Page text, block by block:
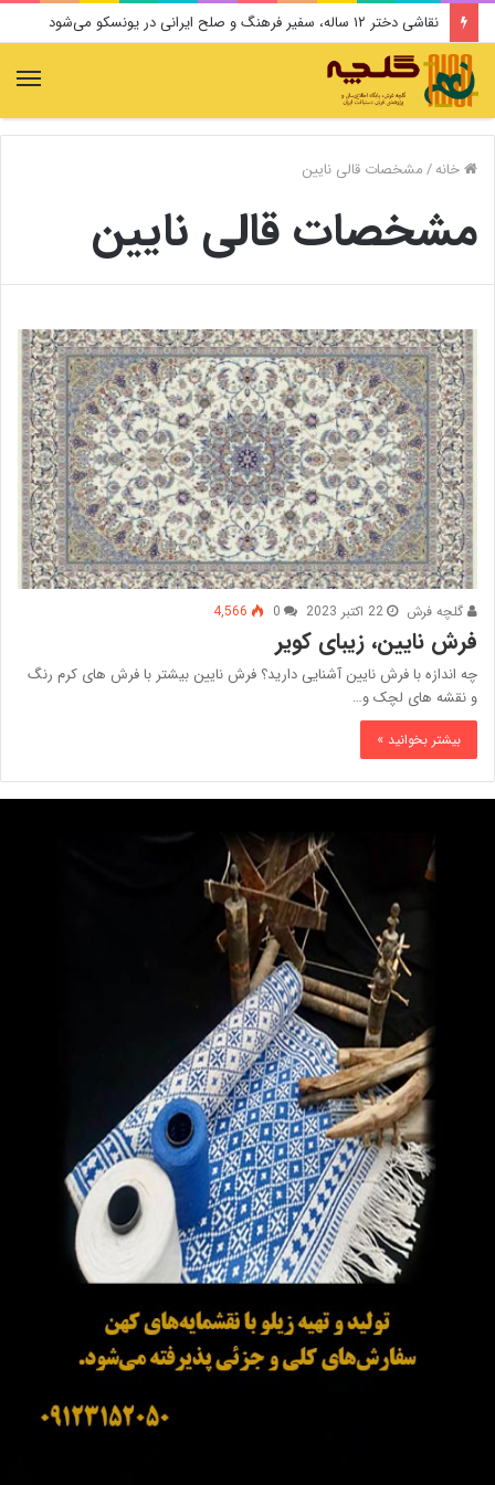
نقاشی دختر ۱۲ ساله، سفیر فرهنگ و صلح ایرانی در یونسکو می‌شود
خانه/مشخصات قالی نایین
مشخصات قالی نایین
گلچه فرش 22 اکتبر 2023 0
4,566
فرش نایین، زیبای کویر
چه اندازه با فرش نایین آشنایی دارید؟ فرش نایین بیشتر با فرش‌ های کرم رنگ
و نقشه های لچک و…
بیشتر بخوانید »